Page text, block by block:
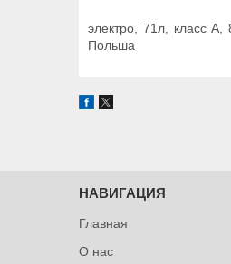
электро, 71л, класс А,
Польша
НАВИГАЦИЯ
Главная
О нас